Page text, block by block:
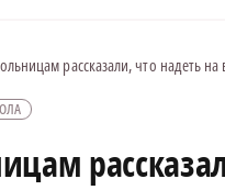
рассказали, что надеть на